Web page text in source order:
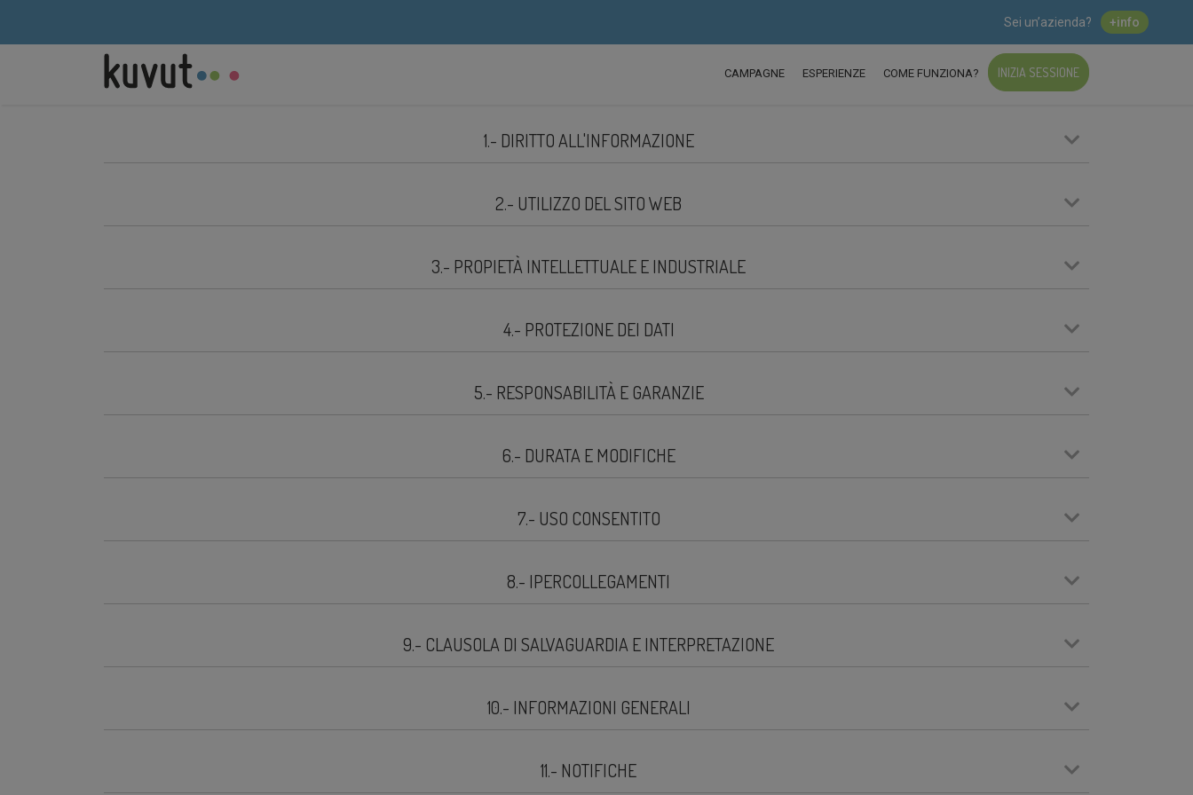
Sei un’azienda? +info
CAMPAGNE ESPERIENZE COME FUNZIONA? INIZIA SESSIONE
1.- DIRITTO ALL'INFORMAZIONE
2.- UTILIZZO DEL SITO WEB
3.- PROPIETÀ INTELLETTUALE E INDUSTRIALE
4.- PROTEZIONE DEI DATI
5.- RESPONSABILITÀ E GARANZIE
6.- DURATA E MODIFICHE
7.- USO CONSENTITO
8.- IPERCOLLEGAMENTI
9.- CLAUSOLA DI SALVAGUARDIA E INTERPRETAZIONE
10.- INFORMAZIONI GENERALI
11.- NOTIFICHE